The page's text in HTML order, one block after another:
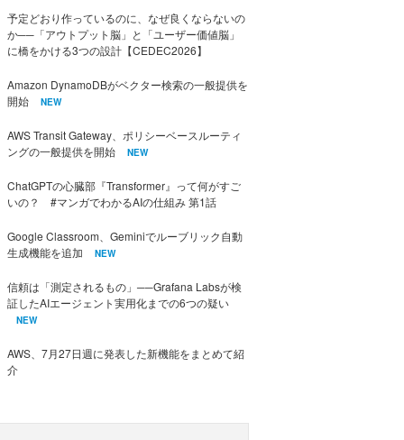
予定どおり作っているのに、なぜ良くならないの
か──「アウトプット脳」と「ユーザー価値脳」
に橋をかける3つの設計【CEDEC2026】
Amazon DynamoDBがベクター検索の一般提供を
開始
NEW
AWS Transit Gateway、ポリシーベースルーティ
ングの一般提供を開始
NEW
ChatGPTの心臓部『Transformer』って何がすご
いの？ #マンガでわかるAIの仕組み 第1話
Google Classroom、Geminiでルーブリック自動
生成機能を追加
NEW
信頼は「測定されるもの」──Grafana Labsが検
証したAIエージェント実用化までの6つの疑い
NEW
AWS、7月27日週に発表した新機能をまとめて紹
介